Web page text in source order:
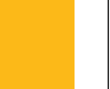
(hvid)
Kølefryseskab